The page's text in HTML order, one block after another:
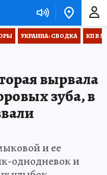
УКРАИНА: СВОДКА КП В
вырвала
зуба, в
и ее
однодневок и